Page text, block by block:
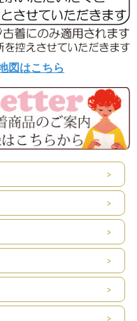
図はこちら